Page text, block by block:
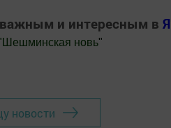
и интересным в
Шешминская новь"
новости